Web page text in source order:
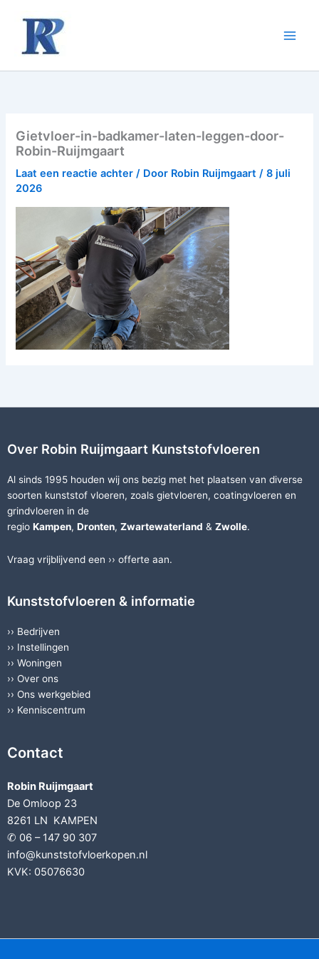
inhoud
Gietvloer-in-badkamer-laten-leggen-door-
Robin-Ruijmgaart
Laat een reactie achter / Door Robin Ruijmgaart/8 juli
2026
Over Robin Ruijmgaart Kunststofvloeren
Al sinds 1995 houden wij ons bezig met het plaatsen van diverse
soorten kunststof vloeren, zoals gietvloeren, coatingvloeren en
grindvloeren in de
regio Kampen, Dronten, Zwartewaterland & Zwolle.
Vraag vrijblijvend een ›› offerte aan.
Kunststofvloeren & informatie
›› Bedrijven
›› Instellingen
›› Woningen
›› Over ons
›› Ons werkgebied
›› Kenniscentrum
Contact
Robin Ruijmgaart
De Omloop 23
8261 LN KAMPEN
✆ 06 – 147 90 307
info@kunststofvloerkopen.nl
KVK: 05076630